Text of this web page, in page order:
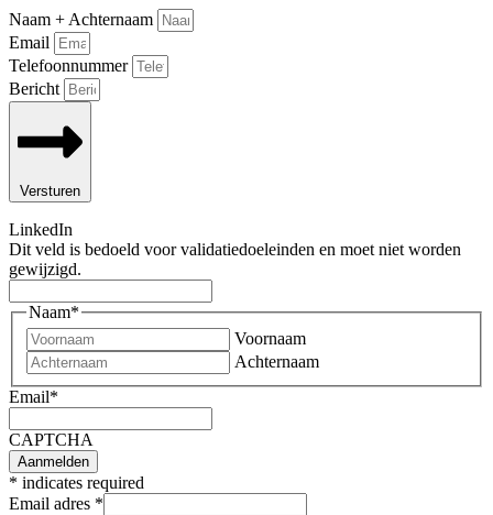
Naam + Achternaam
Email
Telefoonnummer
Bericht
Versturen
LinkedIn
Dit veld is bedoeld voor validatiedoeleinden en moet niet worden
gewijzigd.
Naam*
Voornaam
Achternaam
Email*
CAPTCHA
* indicates required
Email adres *